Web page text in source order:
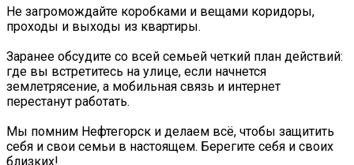
Не загромождайте коробками и вещами коридоры,
проходы и выходы из квартиры.
Заранее обсудите со всей семьей четкий план действий:
где вы встретитесь на улице, если начнется
землетрясение, а мобильная связь и интернет
перестанут работать.
Мы помним Нефтегорск и делаем всё, чтобы защитить
себя и свои семьи в настоящем. Берегите себя и своих
близких!